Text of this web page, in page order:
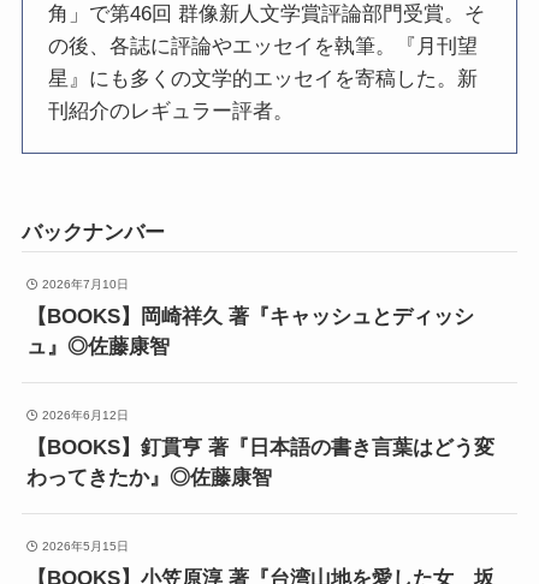
角」で第46回 群像新人文学賞評論部門受賞。そ
の後、各誌に評論やエッセイを執筆。『月刊望
星』にも多くの文学的エッセイを寄稿した。新
刊紹介のレギュラー評者。
バックナンバー
2026年7月10日
【BOOKS】岡崎祥久 著『キャッシュとディッシ
ュ』◎佐藤康智
2026年6月12日
【BOOKS】釘貫亨 著『日本語の書き言葉はどう変
わってきたか』◎佐藤康智
2026年5月15日
【BOOKS】小笠原淳 著『台湾山地を愛した女 坂